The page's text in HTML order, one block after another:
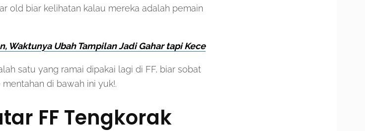
old biar kelihatan kalau mereka adalah pemain
Waktunya Ubah Tampilan Jadi Gahar tapi Kece
satu yang ramai dipakai lagi di FF, biar sobat
di bawah ini yuk!.
FF Tengkorak